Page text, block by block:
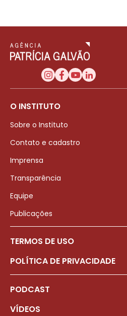
O INSTITUTO
Sobre o Instituto
Contato e cadastro
Imprensa
Transparência
Equipe
Publicações
TERMOS DE USO
POLÍTICA DE PRIVACIDADE
PODCAST
VÍDEOS